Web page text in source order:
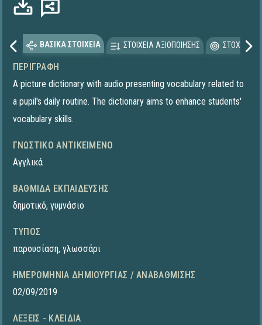
ΒΑΣΙΚΑ ΣΤΟΙΧΕΙΑ ΣΤΟΙΧΕΙΑ ΑΞΙΟΠΟΙΗΣΗΣ
ΠΕΡΙΓΡΑΦΉ
A picture dictionary with audio presenting vocabulary related to
a pupil's daily routine. The dictionary aims to enhance students'
vocabulary skills.
ΓΝΩΣΤΙΚΌ ΑΝΤΙΚΕΊΜΕΝΟ
Αγγλικά
ΒΑΘΜΊΔΑ ΕΚΠΑΊΔΕΥΣΗΣ
δημοτικό, γυμνάσιο
ΤΎΠΟΣ
παρουσίαση, γλωσσάρι
ΗΜΕΡΟΜΗΝΊΑ ΔΗΜΙΟΥΡΓΊΑΣ / ΑΝΑΒΆΘΜΙΣΗΣ
02/09/2019
ΛΈΞΕΙΣ - ΚΛΕΙΔΙΆ